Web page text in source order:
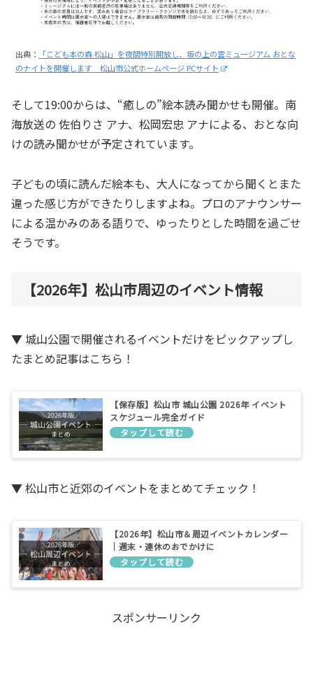
出典：
「こども本の森 松山」を夜間特別開放し、坂の上の雲ミュージアム おとな
のナイトを開催します 松山市公式ホームページ PCサイト
そして19:00からは、“癒しの”絵本読み聞かせも開催。南
海放送の 佐伯りさ アナ、松岡宏忠 アナによる、おとな向
けの読み聞かせが予定されています。
子どもの頃に読んだ絵本も、大人になってから聞くとまた
違った感じ方ができたりしますよね。プロのアナウンサー
による温かみのある語りで、ゆったりとした時間を過ごせ
そうです。
【2026年】松山市周辺のイベント情報
▼ 城山公園で開催されるイベントだけをピックアップし
たまとめ記事はこちら！
【保存版】松山市 城山公園 2026年 イベント
スケジュール完全ガイド
▼ 松山市と近郊のイベントをまとめてチェック！
【2026年】松山市＆周辺イベントカレンダー
｜週末・連休のおでかけに
スポンサーリンク